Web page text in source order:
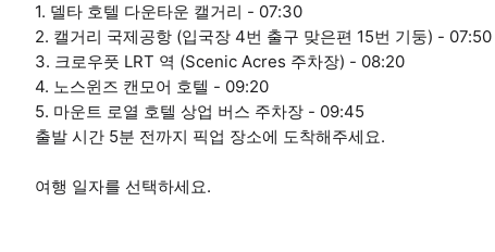
1. 델타 호텔 다운타운 캘거리 - 07:30
2. 캘거리 국제공항 (입국장 4번 출구 맞은편 15번 기둥) - 07:50
3. 크로우풋 LRT 역 (Scenic Acres 주차장) - 08:20
4. 노스윈즈 캔모어 호텔 - 09:20
5. 마운트 로열 호텔 상업 버스 주차장 - 09:45
출발 시간 5분 전까지 픽업 장소에 도착해주세요.
여행 일자를 선택하세요.